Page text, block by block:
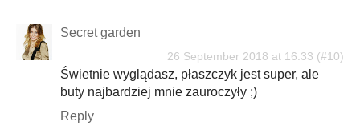
Secret garden
26 September 2018 at 16:33
Świetnie wyglądasz, płaszczyk jest super, ale
buty najbardziej mnie zauroczyły ;)
Reply